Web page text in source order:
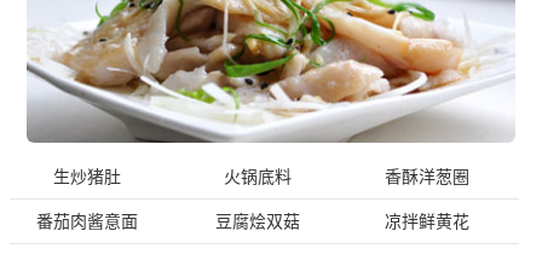
生炒猪肚 火锅底料 香酥洋葱圈
番茄肉酱意面 豆腐烩双菇 凉拌鲜黄花